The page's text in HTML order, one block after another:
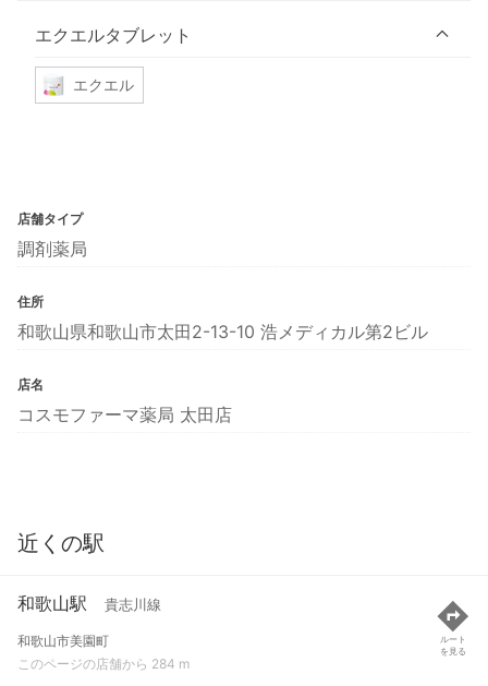
エクエルタブレット
エクエル
店舗タイプ
調剤薬局
住所
和歌山県和歌山市太田2-13-10 浩メディカル第2ビル
店名
コスモファーマ薬局 太田店
近くの駅
和歌山駅 貴志川線
和歌山市美園町
このページの店舗から 284 m
ルート
を見る